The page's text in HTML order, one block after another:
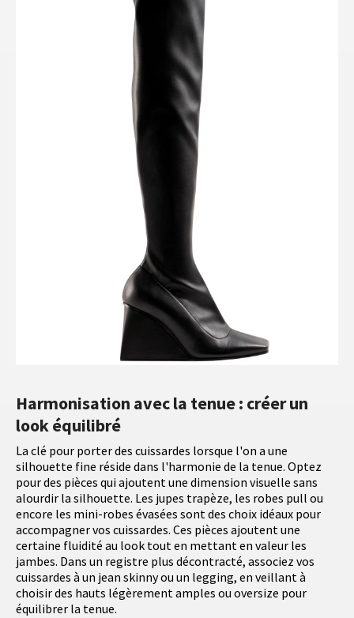
Harmonisation avec la tenue : créer un
look équilibré
La clé pour porter des cuissardes lorsque l'on a une
silhouette fine réside dans l'harmonie de la tenue. Optez
pour des pièces qui ajoutent une dimension visuelle sans
alourdir la silhouette. Les jupes trapèze, les robes pull ou
encore les mini-robes évasées sont des choix idéaux pour
accompagner vos cuissardes. Ces pièces ajoutent une
certaine fluidité au look tout en mettant en valeur les
jambes. Dans un registre plus décontracté, associez vos
cuissardes à un jean skinny ou un legging, en veillant à
choisir des hauts légèrement amples ou oversize pour
équilibrer la tenue.